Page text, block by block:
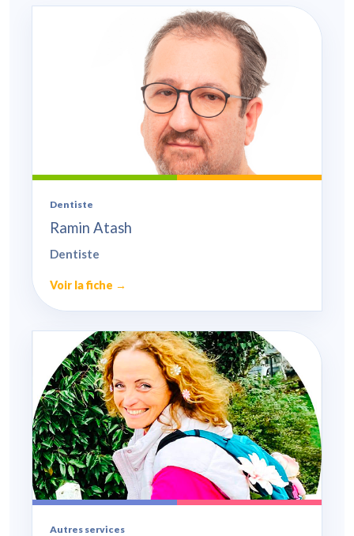
Dentiste
Ramin Atash
Dentiste
Voir la fiche →
Autres services